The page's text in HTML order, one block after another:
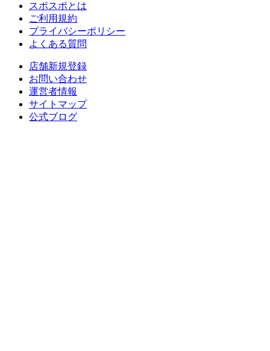
スポスポとは
ご利用規約
プライバシーポリシー
よくある質問
店舗新規登録
お問い合わせ
運営者情報
サイトマップ
公式ブログ